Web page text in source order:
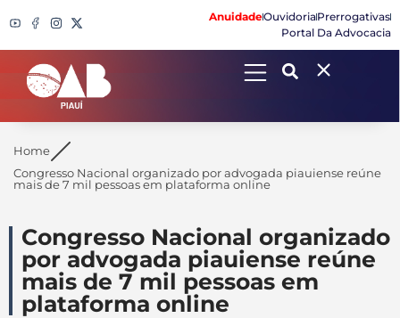
AnuidadeOuvidoriaPrerrogativas
Portal Da Advocacia
Search
Home
Congresso Nacional organizado por advogada piauiense reúne
mais de 7 mil pessoas em plataforma online
Congresso Nacional organizado
por advogada piauiense reúne
mais de 7 mil pessoas em
plataforma online